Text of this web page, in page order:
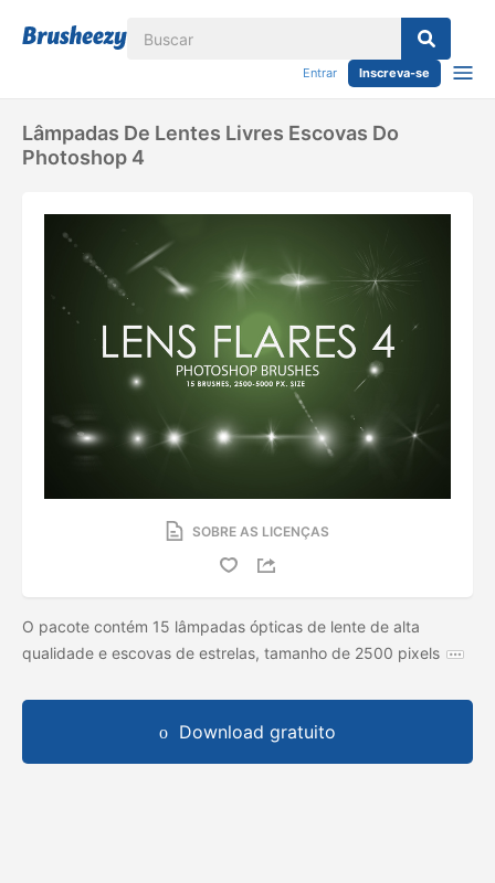
Entrar Inscreva-se
Lâmpadas De Lentes Livres Escovas Do
Photoshop 4
SOBRE AS LICENÇAS
O pacote contém 15 lâmpadas ópticas de lente de alta
qualidade e escovas de estrelas, tamanho de 2500 pixels
Download gratuito